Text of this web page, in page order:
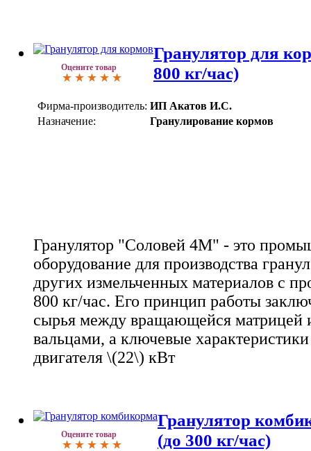
Оцените товар
Гранулятор для
800 кг/час)
Фирма-производитель: ИП Акатов И.С.
Назначение:
Гранулирование кормов
Гранулятор "Соловей 4М" - это
оборудование для производства
других измельченных материалов с
800 кг/час. Его принцип работы
сырья между вращающейся
вальцами, а ключевые
двигателя \(22\) кВт
Оцените товар
Гранулятор
(до 300 кг/час)